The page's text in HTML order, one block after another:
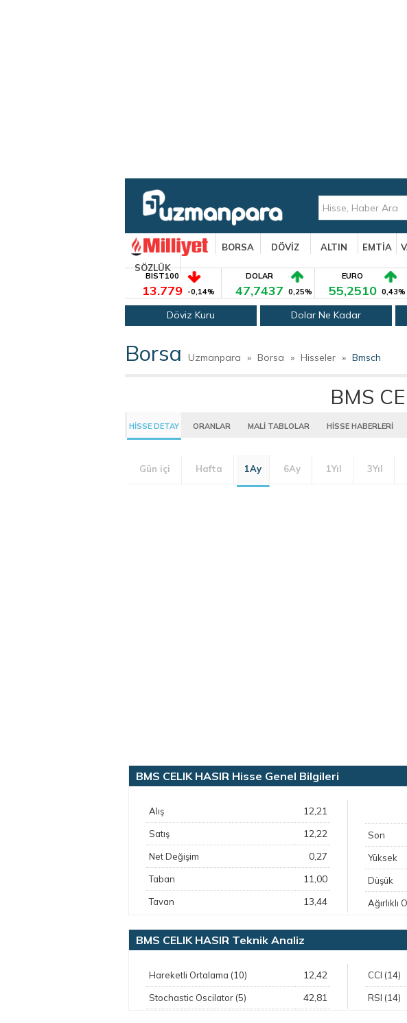
BORSA DÖVİZ ALTIN EMTİA
SÖZLÜK
BIST100
13.779 -0,14%
DOLAR
47,7437 0,25%
EURO
55,2510 0,43%
Döviz Kuru Dolar Ne Kadar
Borsa Uzmanpara » Borsa » Hisseler » Bmsch
BMS
HİSSE DETAY ORANLAR MALİ TABLOLAR HİSSE HABERLERİ
Gün içi Hafta 1Ay 6Ay 1Yıl 3Yıl
BMS CELIK HASIR Hisse Genel Bilgileri
Alış 12,21
Satış 12,22
Net Değişim 0,27
Taban 11,00
Tavan 13,44
Son
Yüksek
Düşük
Ağırlıklı
BMS CELIK HASIR Teknik Analiz
Hareketli Ortalama (10) 12,42
Stochastic Oscilator (5) 42,81
CCI (14)
RSI (14)